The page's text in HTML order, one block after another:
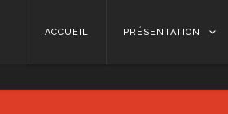
Skip to content
ACCUEIL PRÉSENTATION